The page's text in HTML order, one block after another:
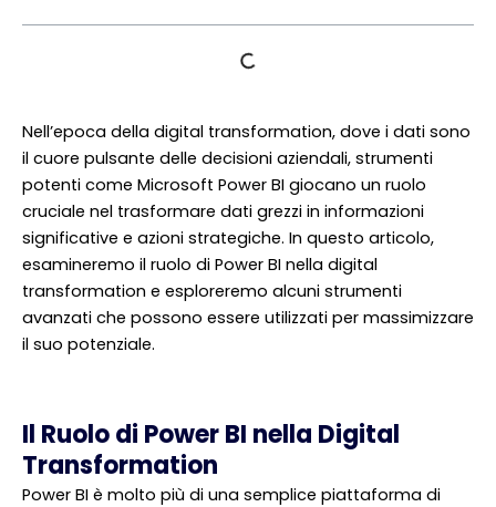
Nell’epoca della digital transformation, dove i dati sono
il cuore pulsante delle decisioni aziendali, strumenti
potenti come Microsoft Power BI giocano un ruolo
cruciale nel trasformare dati grezzi in informazioni
significative e azioni strategiche. In questo articolo,
esamineremo il ruolo di Power BI nella digital
transformation e esploreremo alcuni strumenti
avanzati che possono essere utilizzati per massimizzare
il suo potenziale.
Il Ruolo di Power BI nella Digital
Transformation
Power BI è molto più di una semplice piattaforma di